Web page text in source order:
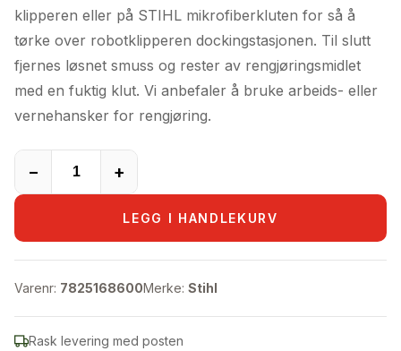
klipperen eller på STIHL mikrofiberkluten for så å
tørke over robotklipperen dockingstasjonen. Til slutt
fjernes løsnet smuss og rester av rengjøringsmidlet
med en fuktig klut. Vi anbefaler å bruke arbeids- eller
vernehansker for rengjøring.
− +
LEGG I HANDLEKURV
Varenr: 7825168600Merke: Stihl
Rask levering med posten